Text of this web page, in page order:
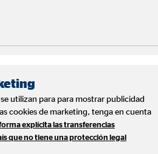
los españoles sigamos siendo
visibles las ventajas competitivas
objetividad y dedicación al cliente
consultores. Según la responsable
“en pocos sitios invierten tantas
objetivos y planes de futuro
gente sale gratamente sorprendida
nos recomienda”.
se utilizan para para mostrar publicidad
cookies de marketing, tenga en cuenta
explícita las transferencias
que no tiene una protección legal